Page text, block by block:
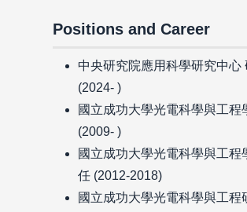
Positions and Career
中央研究院應用科學研究中心
(2024- )
國立成功大學光電科學與工程
(2009- )
國立成功大學光電科學與工程
任 (2012-2018)
國立成功大學光電科學與工程